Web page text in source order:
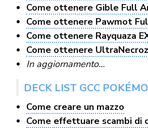
Come ottenere Gible Full
Come ottenere Pawmot
Come ottenere Rayquaza
Come ottenere
In aggiornamento…
DECK LIST GCC
Come creare un mazzo
Come effettuare scambi di